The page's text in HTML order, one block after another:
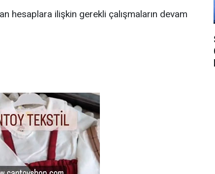
hesaplara ilişkin gerekli çalışmaların devam